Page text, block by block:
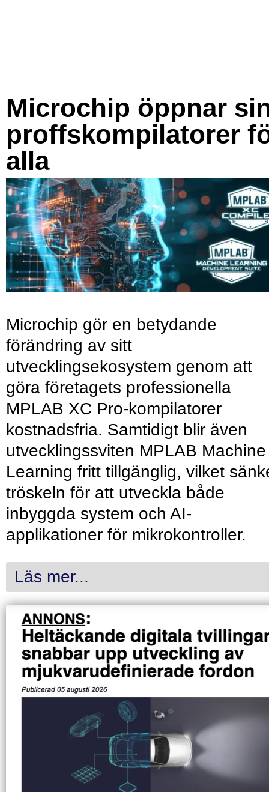
Microchip öppnar
proffskompilatorer
alla
Microchip gör en betydande
förändring av sitt
utvecklingsekosystem genom att
göra företagets professionella
MPLAB XC Pro-kompilatorer
kostnadsfria. Samtidigt blir även
utvecklingssviten MPLAB Machine
Learning fritt tillgänglig, vilket
tröskeln för att utveckla både
inbyggda system och AI-
applikationer för mikrokontroller.
Läs mer...